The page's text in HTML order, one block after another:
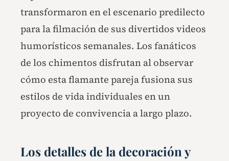
transformaron en el escenario predilecto
para la filmación de sus divertidos videos
humorísticos semanales. Los fanáticos
de los chimentos disfrutan al observar
cómo esta flamante pareja fusiona sus
estilos de vida individuales en un
proyecto de convivencia a largo plazo.
Los detalles de la decoración y